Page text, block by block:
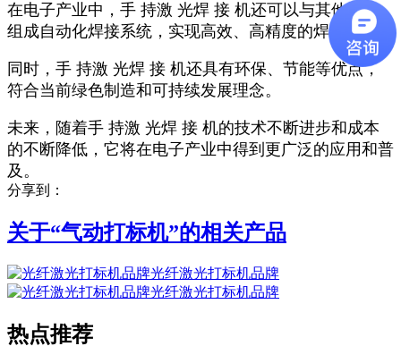
在电子产业中，手 持激 光焊 接 机还可以与其他设备
组成自动化焊接系统，实现高效、高精度的焊接生产。
同时，手 持激 光焊 接 机还具有环保、节能等优点，
符合当前绿色制造和可持续发展理念。
未来，随着手 持激 光焊 接 机的技术不断进步和成本
的不断降低，它将在电子产业中得到更广泛的应用和普
及。
分享到：
关于“气动打标机”的相关产品
光纤激光打标机品牌
光纤激光打标机品牌
热点推荐